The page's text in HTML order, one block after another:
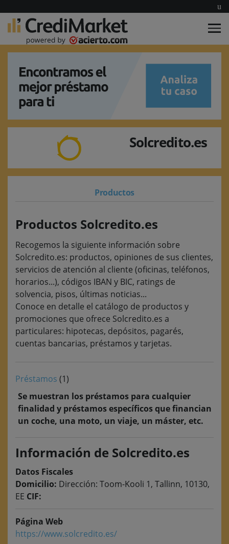
Solcredito.es
Productos
Productos Solcredito.es
Recogemos la siguiente información sobre
Solcredito.es: productos, opiniones de sus clientes,
servicios de atención al cliente (oficinas, teléfonos,
horarios...), códigos IBAN y BIC, ratings de
solvencia, pisos, últimas noticias...
Conoce en detalle el catálogo de productos y
promociones que ofrece Solcredito.es a
particulares: hipotecas, depósitos, pagarés,
cuentas bancarias, préstamos y tarjetas.
Préstamos (1)
Se muestran los préstamos para cualquier
finalidad y préstamos específicos que financian
un coche, una moto, un viaje, un máster, etc.
Información de Solcredito.es
Datos Fiscales
Domicilio: Dirección: Toom-Kooli 1, Tallinn, 10130,
EE CIF:
Página Web
https://www.solcredito.es/